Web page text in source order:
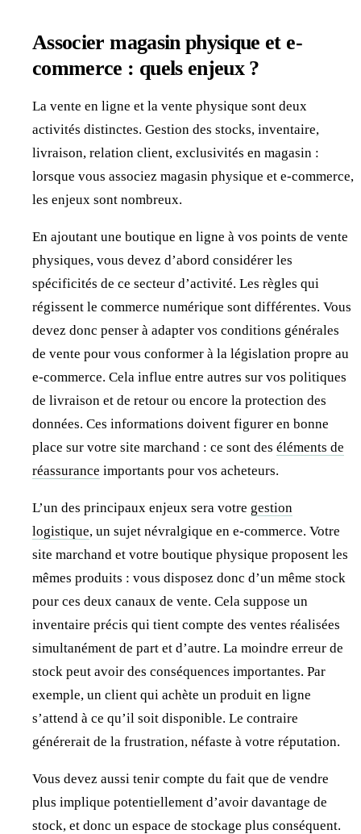
Associer magasin physique et e-
commerce : quels enjeux ?
La vente en ligne et la vente physique sont deux
activités distinctes. Gestion des stocks, inventaire,
livraison, relation client, exclusivités en magasin :
lorsque vous associez magasin physique et e-commerce,
les enjeux sont nombreux.
En ajoutant une boutique en ligne à vos points de vente
physiques, vous devez d’abord considérer les
spécificités de ce secteur d’activité. Les règles qui
régissent le commerce numérique sont différentes. Vous
devez donc penser à adapter vos conditions générales
de vente pour vous conformer à la législation propre au
e-commerce. Cela influe entre autres sur vos politiques
de livraison et de retour ou encore la protection des
données. Ces informations doivent figurer en bonne
place sur votre site marchand : ce sont des éléments de
réassurance importants pour vos acheteurs.
L’un des principaux enjeux sera votre gestion
logistique, un sujet névralgique en e-commerce. Votre
site marchand et votre boutique physique proposent les
mêmes produits : vous disposez donc d’un même stock
pour ces deux canaux de vente. Cela suppose un
inventaire précis qui tient compte des ventes réalisées
simultanément de part et d’autre. La moindre erreur de
stock peut avoir des conséquences importantes. Par
exemple, un client qui achète un produit en ligne
s’attend à ce qu’il soit disponible. Le contraire
générerait de la frustration, néfaste à votre réputation.
Vous devez aussi tenir compte du fait que de vendre
plus implique potentiellement d’avoir davantage de
stock, et donc un espace de stockage plus conséquent.